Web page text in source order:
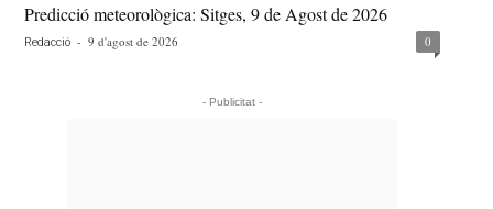
Predicció meteorològica: Sitges, 9 de Agost de 2026
Redacció - 9 d'agost de 2026 0
- Publicitat -